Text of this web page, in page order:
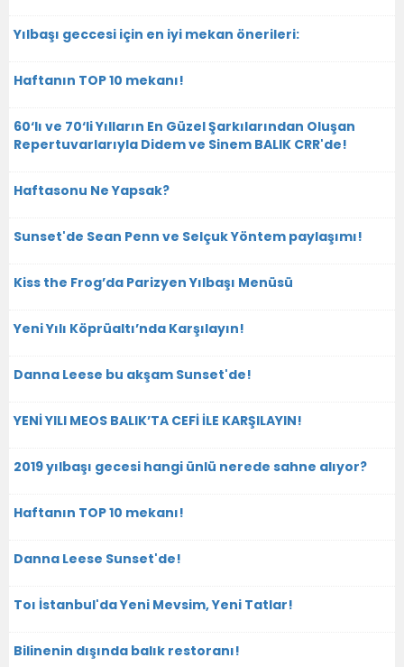
Yılbaşı geccesi için en iyi mekan önerileri:
Haftanın TOP 10 mekanı!
60‘lı ve 70‘li Yılların En Güzel Şarkılarından Oluşan
Repertuvarlarıyla Didem ve Sinem BALIK CRR'de!
Haftasonu Ne Yapsak?
Sunset'de Sean Penn ve Selçuk Yöntem paylaşımı!
Kiss the Frog’da Parizyen Yılbaşı Menüsü
Yeni Yılı Köprüaltı’nda Karşılayın!
Danna Leese bu akşam Sunset'de!
YENİ YILI MEOS BALIK’TA CEFİ İLE KARŞILAYIN!
2019 yılbaşı gecesi hangi ünlü nerede sahne alıyor?
Haftanın TOP 10 mekanı!
Danna Leese Sunset'de!
Toı İstanbul'da Yeni Mevsim, Yeni Tatlar!
Bilinenin dışında balık restoranı!